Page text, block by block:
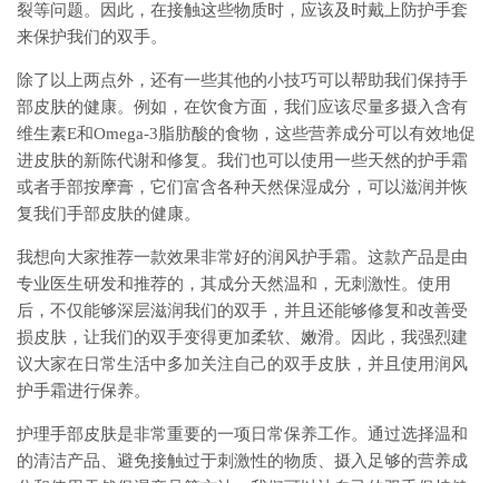
裂等问题。因此，在接触这些物质时，应该及时戴上防护手套
来保护我们的双手。
除了以上两点外，还有一些其他的小技巧可以帮助我们保持手
部皮肤的健康。例如，在饮食方面，我们应该尽量多摄入含有
维生素E和Omega-3脂肪酸的食物，这些营养成分可以有效地促
进皮肤的新陈代谢和修复。我们也可以使用一些天然的护手霜
或者手部按摩膏，它们富含各种天然保湿成分，可以滋润并恢
复我们手部皮肤的健康。
我想向大家推荐一款效果非常好的润风护手霜。这款产品是由
专业医生研发和推荐的，其成分天然温和，无刺激性。使用
后，不仅能够深层滋润我们的双手，并且还能够修复和改善受
损皮肤，让我们的双手变得更加柔软、嫩滑。因此，我强烈建
议大家在日常生活中多加关注自己的双手皮肤，并且使用润风
护手霜进行保养。
护理手部皮肤是非常重要的一项日常保养工作。通过选择温和
的清洁产品、避免接触过于刺激性的物质、摄入足够的营养成